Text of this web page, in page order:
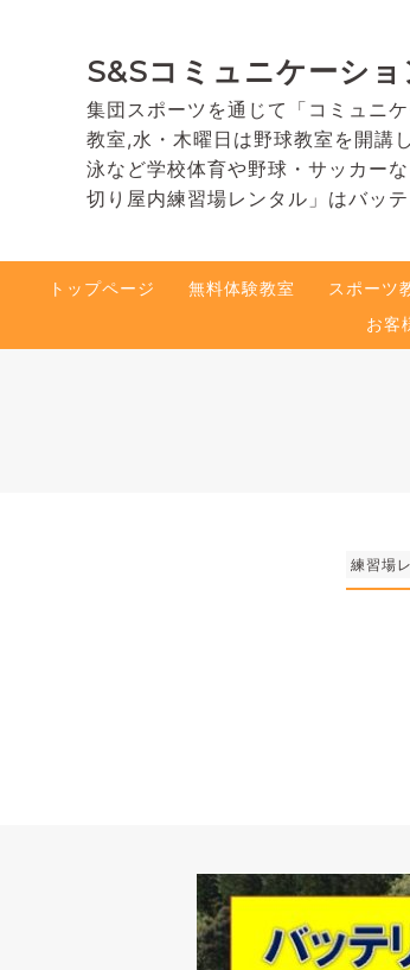
S&Sコミュニケーシ
集団スポーツを通じて「コミュニ
教室,水・木曜日は野球教室を開講
泳など学校体育や野球・サッカー
切り屋内練習場レンタル」はバッ
トップページ 無料体験教室 スポーツ
お客
練習場